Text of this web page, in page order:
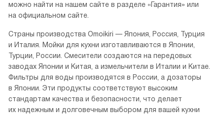
можно найти на нашем сайте в разделе «Гарантия» или
на официальном сайте.
Страны производства Omoikiri — Япония, Россия, Турция
и Италия. Мойки для кухни изготавливаются в Японии,
Турции, России. Смесители создаются на передовых
заводах Японии и Китая, а измельчители в Италии и Китае.
Фильтры для воды производятся в России, а дозаторы
в Японии. Эти продукты соответствуют высоким
стандартам качества и безопасности, что делает
их надежным и долговечным выбором для вашей кухни